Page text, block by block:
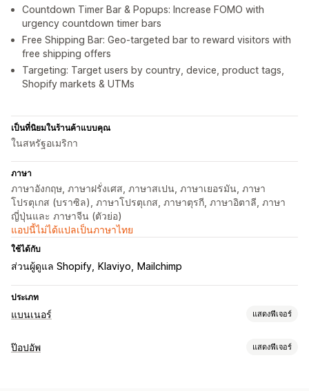
Countdown Timer Bar & Popups: Increase FOMO with
urgency countdown timer bars
Free Shipping Bar: Geo-targeted bar to reward visitors with
free shipping offers
Targeting: Target users by country, device, product tags,
Shopify markets & UTMs
เป็นที่นิยมในร้านค้าแบบคุณ
ในสหรัฐอเมริกา
ภาษา
ภาษาอังกฤษ, ภาษาฝรั่งเศส, ภาษาสเปน, ภาษาเยอรมัน, ภาษา
โปรตุเกส (บราซิล), ภาษาโปรตุเกส, ภาษาตุรกี, ภาษาอิตาลี, ภาษา
ญี่ปุ่นและ ภาษาจีน (ตัวย่อ)
แอปนี้ไม่ได้แปลเป็นภาษาไทย
ใช้ได้กับ
ส่วนผู้ดูแล Shopify Klaviyo Mailchimp
ประเภท
แบนเนอร์ แสดงฟีเจอร์
ประเภทแบนเนอร์
ป๊อปอัพ แสดงฟีเจอร์